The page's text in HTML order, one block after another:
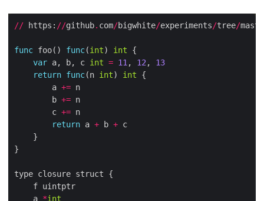
// https: //github. com/bigwhite/experiments/tree/
func foo() func(int) int
var a, b, c int = 11 , 12 , 13
return func(n int) int
        a
+=
        b
+=
        c
+=
return a + b +
    a
*int